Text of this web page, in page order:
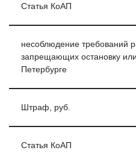
Статья КоАП
несоблюдение требований
запрещающих остановку
Петербурге
Штраф, руб.
Статья КоАП